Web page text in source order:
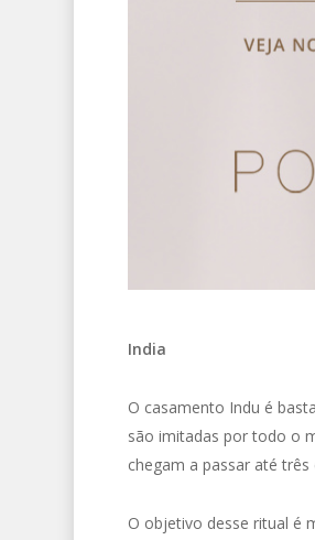
India
O casamento Indu é
são imitadas por todo o
chegam a passar até
O objetivo desse ritual é